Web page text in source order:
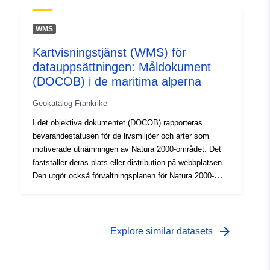
WMS
Kartvisningstjänst (WMS) för
datauppsättningen: Måldokument
(DOCOB) i de maritima alperna
Geokatalog Frankrike
I det objektiva dokumentet (DOCOB) rapporteras
bevarandestatusen för de livsmiljöer och arter som
motiverade utnämningen av Natura 2000-området. Det
fastställer deras plats eller distribution på webbplatsen.
Den utgör också förvaltningsplanen för Natura 2000-
området. Det fastställer deras plats eller distribution på
Explore similar datasets arrow_forward